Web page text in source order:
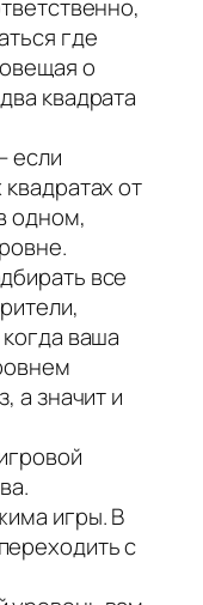
где
о
квадрата
если
от
одном,
все
ваша
а значит и
игры. В
с